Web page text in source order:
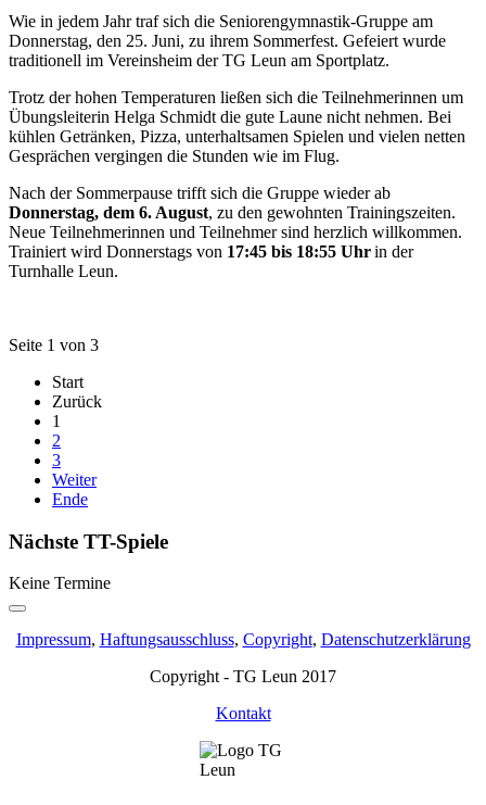
Wie in jedem Jahr traf sich die Seniorengymnastik-Gruppe am
Donnerstag, den 25. Juni, zu ihrem Sommerfest. Gefeiert wurde
traditionell im Vereinsheim der TG Leun am Sportplatz.
Trotz der hohen Temperaturen ließen sich die Teilnehmerinnen um
Übungsleiterin Helga Schmidt die gute Laune nicht nehmen. Bei
kühlen Getränken, Pizza, unterhaltsamen Spielen und vielen netten
Gesprächen vergingen die Stunden wie im Flug.
Nach der Sommerpause trifft sich die Gruppe wieder ab
Donnerstag, dem 6. August, zu den gewohnten Trainingszeiten.
Neue Teilnehmerinnen und Teilnehmer sind herzlich willkommen.
Trainiert wird Donnerstags von 17:45 bis 18:55 Uhrin der
Turnhalle Leun.
Seite 1 von 3
Start
Zurück
1
2
3
Weiter
Ende
Nächste TT-Spiele
Keine Termine
Impressum, Haftungsausschluss, Copyright, Datenschutzerklärung
Copyright - TG Leun 2017
Kontakt